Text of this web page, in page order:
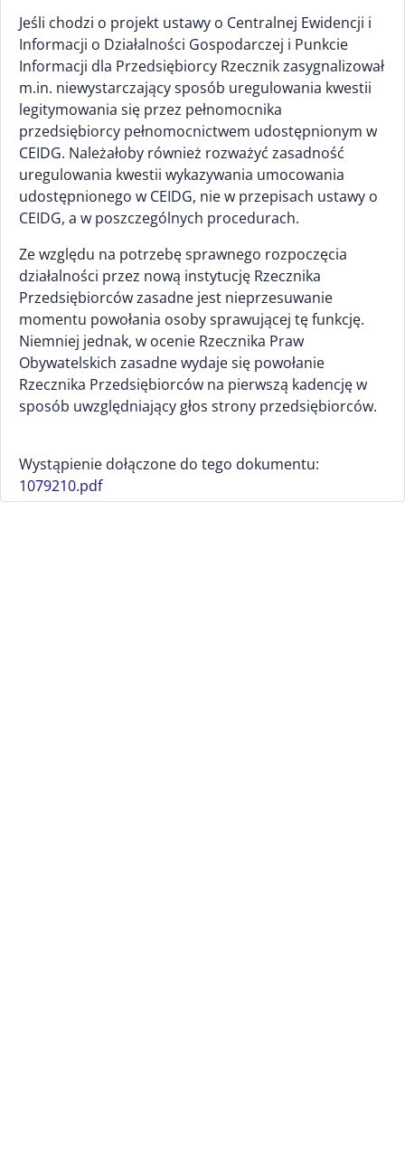
Jeśli chodzi o projekt ustawy o Centralnej Ewidencji i
Informacji o Działalności Gospodarczej i Punkcie
Informacji dla Przedsiębiorcy Rzecznik zasygnalizował
m.in. niewystarczający sposób uregulowania kwestii
legitymowania się przez pełnomocnika
przedsiębiorcy pełnomocnictwem udostępnionym w
CEIDG. Należałoby również rozważyć zasadność
uregulowania kwestii wykazywania umocowania
udostępnionego w CEIDG, nie w przepisach ustawy o
CEIDG, a w poszczególnych procedurach.
Ze względu na potrzebę sprawnego rozpoczęcia
działalności przez nową instytucję Rzecznika
Przedsiębiorców zasadne jest nieprzesuwanie
momentu powołania osoby sprawującej tę funkcję.
Niemniej jednak, w ocenie Rzecznika Praw
Obywatelskich zasadne wydaje się powołanie
Rzecznika Przedsiębiorców na pierwszą kadencję w
sposób uwzględniający głos strony przedsiębiorców.
Wystąpienie dołączone do tego dokumentu:
1079210.pdf